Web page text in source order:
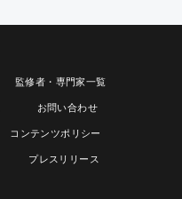
監修者・専門家一覧
お問い合わせ
コンテンツポリシー
プレスリリース